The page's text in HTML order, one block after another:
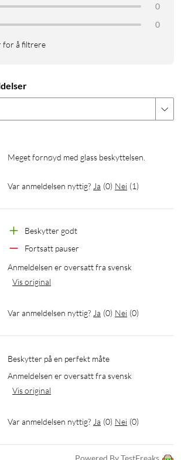
0
0
for å filtrere
Meget fornøyd med glass beskyttelsen.
Var anmeldelsen nyttig? Ja (0) Nei (1)
Beskytter godt
Fortsatt pauser
Anmeldelsen er oversatt fra svensk
Vis original
Var anmeldelsen nyttig? Ja (0) Nei (0)
Beskytter på en perfekt måte
Anmeldelsen er oversatt fra svensk
Vis original
Var anmeldelsen nyttig? Ja (0) Nei (0)